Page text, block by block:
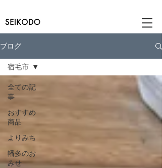
ブログ
全ての記
事
おすすめ
商品
よりみち
幡多のお
みせ
宿毛市